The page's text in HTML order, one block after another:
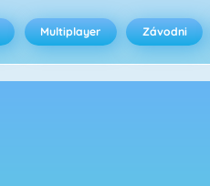
Multiplayer Závodni